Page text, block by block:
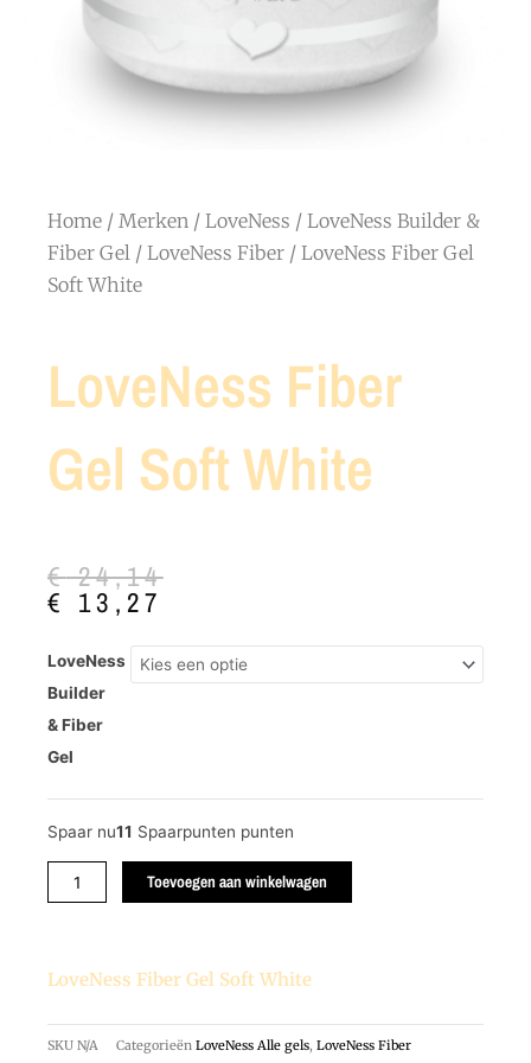
Home / Merken / LoveNess / LoveNess Builder &
Fiber Gel / LoveNess Fiber / LoveNess Fiber Gel
Soft White
LoveNess Fiber
Gel Soft White
€24,14
Oorspronkelijke
prijs
was:
€ 24,14.
€ 13,27
Huidige
prijs
€ 13,27.
LoveNess
Builder
& Fiber
Gel
Spaar nu11 Spaarpunten punten
LoveNess
Fiber
Soft
White
Toevoegen aan winkelwagen
LoveNess Fiber Gel Soft White
SKU N/A Categorieën LoveNess Alle gels, LoveNess Fiber